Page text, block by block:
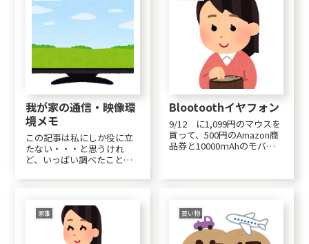
我が家の通信・映像環
境メモ
この記事は私にしか役に立
たない・・・と思うけれ
ど、いっぱい調べたことを
と・・・で、ちゃんと引き
いと調べた意味がない。そ
ういう意味ではこのブログ
は検索ができるので非常に
便利なのでR。まず、電
Blootoothイヤフォン
9/12 に1,099円のマウスを
買って、500円のAmazon商
品券と10000ｍAhのモバイ
けでも十分なのに、今度は
1,500円...
家事 買い物